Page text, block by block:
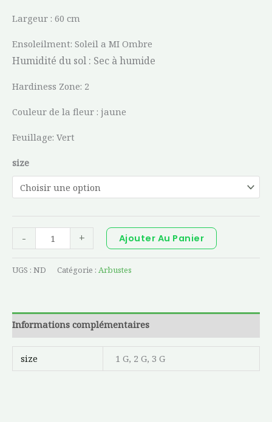
Largeur : 60 cm
Ensoleilment: Soleil a MI Ombre
Humidité du sol : Sec à humide
Hardiness Zone: 2
Couleur de la fleur : jaune
Feuillage: Vert
size
- + Ajouter Au Panier
UGS : ND Catégorie : Arbustes
Informations complémentaires
size 1 G, 2 G, 3 G